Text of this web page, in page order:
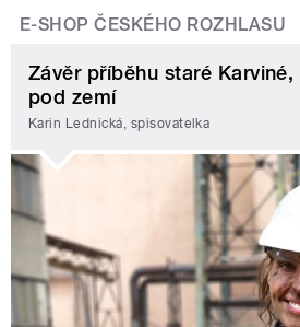
E-SHOP ČESKÉHO ROZHLASU
Závěr příběhu staré
pod zemí
Karin Lednická, spisovatelka